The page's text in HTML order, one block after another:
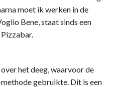
moet ik werken in de
Bene, staat sinds een
het deeg, waarvoor de
gebruikte. Dit is een